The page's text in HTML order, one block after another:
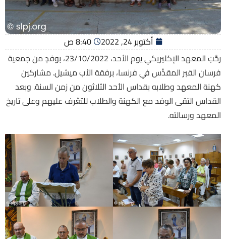
أكتوبر 24, 2022
8:40 ص
رحَّبَ المعهد الإكليريكي يوم الأحد، 23/10/2022، بوفدٍ من جمعية
فرسان القبر المقدَّس في فرنسا، برفقة الأب ميشيل. مشاركين
كهنة المعهد وطلابه بقداس الأحد الثلاثون من زمن السنة. وبعد
القداس التقى الوفد مع الكهنة والطلاب للتعّرف عليهم وعلى تاريخ
المعهد ورسالته.